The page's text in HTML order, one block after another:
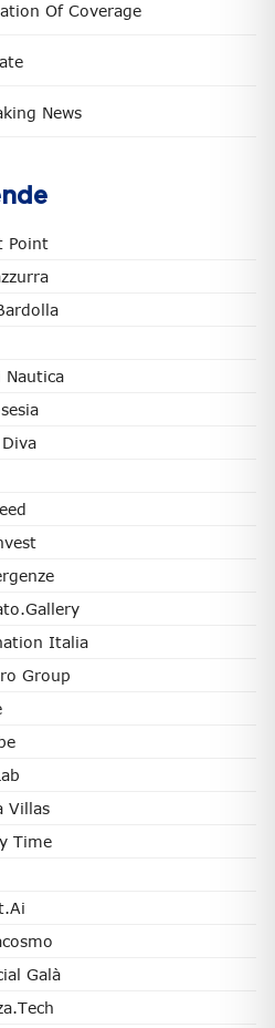
Of Coverage
News
Point
Nautica
Italia
Group
Villas
Time
Galà